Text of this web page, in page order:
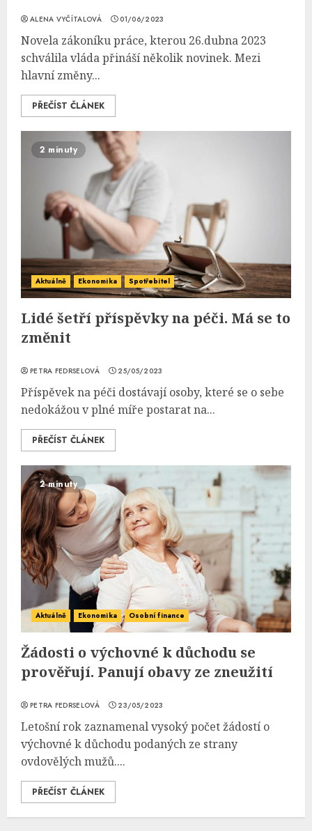
ALENA VYČÍTALOVÁ 01/06/2023
Novela zákoníku práce, kterou 26.dubna 2023
schválila vláda přináší několik novinek. Mezi
hlavní změny...
PŘEČÍST ČLÁNEK
2 minuty
Aktuálně Ekonomika Spotřebitel
Lidé šetří příspěvky na péči. Má se to
změnit
PETRA FEDRSELOVÁ 25/05/2023
Příspěvek na péči dostávají osoby, které se o sebe
nedokážou v plné míře postarat na...
PŘEČÍST ČLÁNEK
2 minuty
Aktuálně Ekonomika Osobní finance
Žádosti o výchovné k důchodu se
prověřují. Panují obavy ze zneužití
PETRA FEDRSELOVÁ 23/05/2023
Letošní rok zaznamenal vysoký počet žádostí o
výchovné k důchodu podaných ze strany
ovdovělých mužů....
PŘEČÍST ČLÁNEK